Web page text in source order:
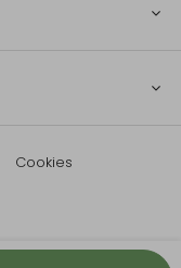
Cookies